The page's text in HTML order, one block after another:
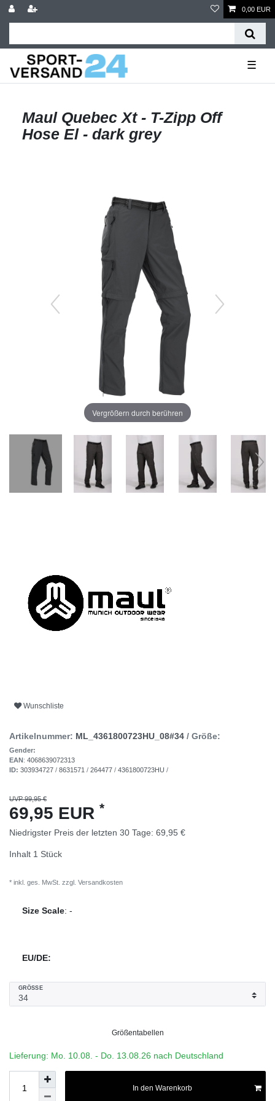
0,00 EUR
☰
Maul Quebec Xt - T-Zipp Off
Hose El - dark grey
Vergrößern durch berühren
Wunschliste
Artikelnummer: ML_4361800723HU_08#34 / Größe:
Gender:
EAN: 4068639072313
ID: 303934727 / 8631571 / 264477 / 4361800723HU /
UVP 99,95 €
69,95 EUR *
Niedrigster Preis der letzten 30 Tage: 69,95 €
Inhalt 1 Stück
* inkl. ges. MwSt. zzgl. Versandkosten
Size Scale: -
EU/DE:
GRÖSSE
Größentabellen
Lieferung: Mo. 10.08. - Do. 13.08.26 nach Deutschland
In den Warenkorb